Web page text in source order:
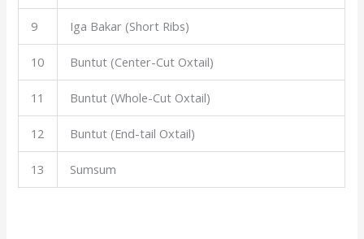
9 Iga Bakar (Short Ribs)
10 Buntut (Center-Cut Oxtail)
11 Buntut (Whole-Cut Oxtail)
12 Buntut (End-tail Oxtail)
13 Sumsum